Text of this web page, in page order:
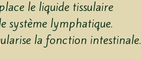
le liquide tissulaire
système lymphatique.
la fonction intestinale.